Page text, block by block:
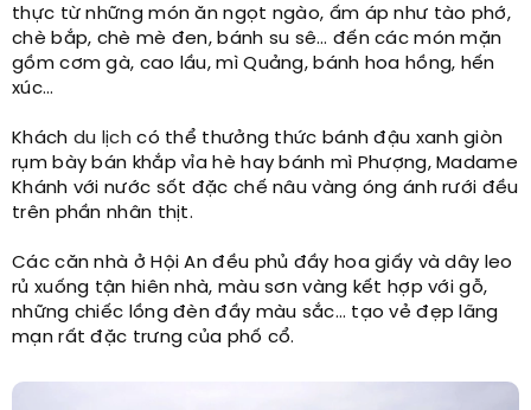
thực từ những món ăn ngọt ngào, ấm áp như tào phớ,
chè bắp, chè mè đen, bánh su sê… đến các món mặn
gồm cơm gà, cao lầu, mì Quảng, bánh hoa hồng, hến
xúc…
Khách du lịchcó thể thưởng thức bánh đậu xanh giòn
rụm bày bán khắp vỉa hè hay bánh mì Phượng, Madame
Khánh với nước sốt đặc chế nâu vàng óng ánh rưới đều
trên phần nhân thịt.
Các căn nhà ở Hội An đều phủ đầy hoa giấy và dây leo
rủ xuống tận hiên nhà, màu sơn vàng kết hợp với gỗ,
những chiếc lồng đèn đầy màu sắc… tạo vẻ đẹp lãng
mạn rất đặc trưng của phố cổ.